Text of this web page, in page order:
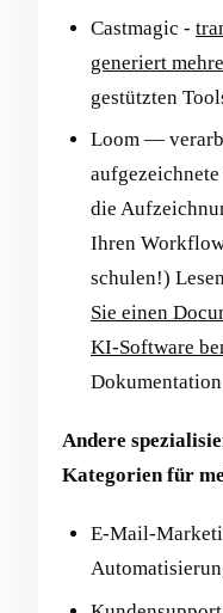
Castmagic -
generiert
gestützten
Loom —
die
Ihren
schulen!)
Sie einen
KI-Software
Andere
Kategorien für
E-Mail-